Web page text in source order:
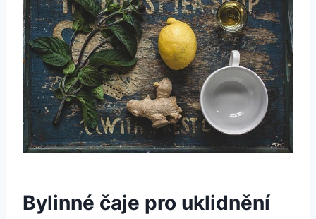
Bylinné čaje pro uklidnění